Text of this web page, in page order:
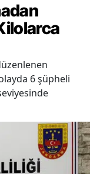
6 şüpheli